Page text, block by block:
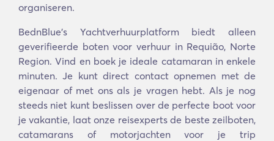
organiseren.
BednBlue's Yachtverhuurplatform biedt alleen
geverifieerde boten voor verhuur in Requião, Norte
Region. Vind en boek je ideale catamaran in enkele
minuten. Je kunt direct contact opnemen met de
eigenaar of met ons als je vragen hebt. Als je nog
steeds niet kunt beslissen over de perfecte boot voor
je vakantie, laat onze reisexperts de beste zeilboten,
catamarans of motorjachten voor je trip